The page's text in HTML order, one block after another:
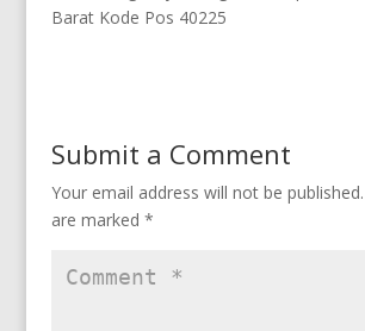
Barat Kode Pos 40225
Submit a Comment
Your email address will not be published.
are marked *